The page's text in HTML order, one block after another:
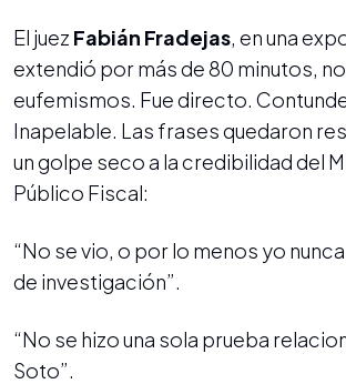
El juez Fabián Fradejas, en una
extendió por más de 80 minutos,
eufemismos. Fue directo.
Inapelable. Las frases quedaron
un golpe seco a la credibilidad del
Público Fiscal:
“No se vio, o por lo menos yo
de investigación”.
“No se hizo una sola prueba
Soto”.